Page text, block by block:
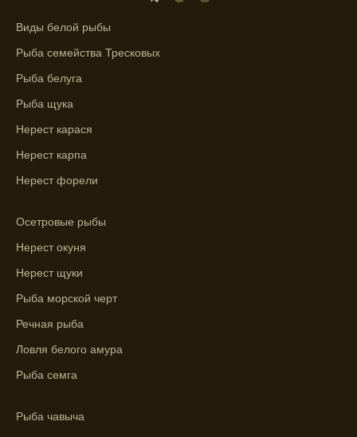
рыбы.
Узнайте вероятности успешной ловли на
ближайшие дни с прогнозом клева.
График клева рыбы зависит от фаз луны и
погоды.
Выберите лучшее время для рыбной
Зависимость активности рыбы от
максимального атмосферного давления,
как указывает прогноз клева.
Прогноз клева на сутки вперед дает ясное
представление о том, когда и где клюет
Находите ближайшие водоемы для ловли с
Виды белой рыбы
Рыба семейства Тресковых
Рыба белуга
Рыба щука
Нерест карася
Нерест карпа
Нерест форели
Осетровые рыбы
Нерест окуня
Нерест щуки
Рыба морской черт
Речная рыба
Ловля белого амура
Рыба семга
Рыба чавыча